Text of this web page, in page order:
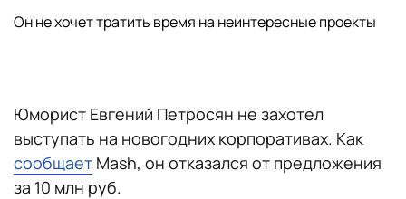
Он не хочет тратить время на неинтересные проекты
Юморист Евгений Петросян не захотел
выступать на новогодних корпоративах. Как
сообщает Mash, он отказался от предложения
за 10 млн руб.